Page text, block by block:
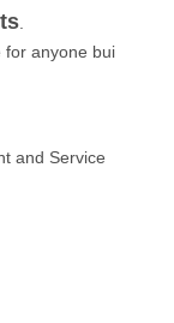
.
for anyone bui
and Service